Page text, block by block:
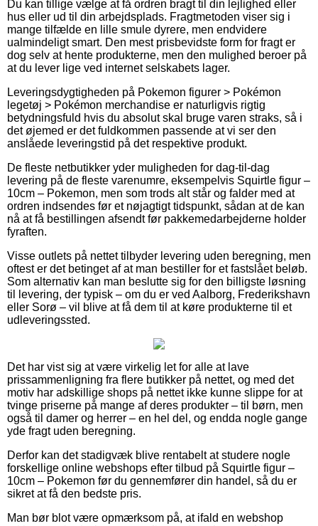
Du kan tillige vælge at få ordren bragt til din lejlighed eller
hus eller ud til din arbejdsplads. Fragtmetoden viser sig i
mange tilfælde en lille smule dyrere, men endvidere
ualmindeligt smart. Den mest prisbevidste form for fragt er
dog selv at hente produkterne, men den mulighed beroer på
at du lever lige ved internet selskabets lager.
Leveringsdygtigheden på Pokemon figurer > Pokémon
legetøj > Pokémon merchandise er naturligvis rigtig
betydningsfuld hvis du absolut skal bruge varen straks, så i
det øjemed er det fuldkommen passende at vi ser den
anslåede leveringstid på det respektive produkt.
De fleste netbutikker yder muligheden for dag-til-dag
levering på de fleste varenumre, eksempelvis Squirtle figur –
10cm – Pokemon, men som trods alt står og falder med at
ordren indsendes før et nøjagtigt tidspunkt, sådan at de kan
nå at få bestillingen afsendt før pakkemedarbejderne holder
fyraften.
Visse outlets på nettet tilbyder levering uden beregning, men
oftest er det betinget af at man bestiller for et fastslået beløb.
Som alternativ kan man beslutte sig for den billigste løsning
til levering, der typisk – om du er ved Aalborg, Frederikshavn
eller Sorø – vil blive at få dem til at køre produkterne til et
udleveringssted.
Det har vist sig at være virkelig let for alle at lave
prissammenligning fra flere butikker på nettet, og med det
motiv har adskillige shops på nettet ikke kunne slippe for at
tvinge priserne på mange af deres produkter – til børn, men
også til damer og herrer – en hel del, og endda nogle gange
yde fragt uden beregning.
Derfor kan det stadigvæk blive rentabelt at studere nogle
forskellige online webshops efter tilbud på Squirtle figur –
10cm – Pokemon før du gennemfører din handel, så du er
sikret at få den bedste pris.
Man bør blot være opmærksom på, at ifald en webshop